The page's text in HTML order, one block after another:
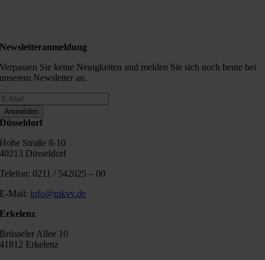
Newsletteranmeldung
Verpassen Sie keine Neuigkeiten und melden Sie sich noch heute bei
unserem Newsletter an.
Anmelden
Düsseldorf
Hohe Straße 8-10
40213 Düsseldorf
Telefon: 0211 / 542025 – 00
E-Mail: info@mkvv.de
Erkelenz
Brüsseler Allee 10
41812 Erkelenz